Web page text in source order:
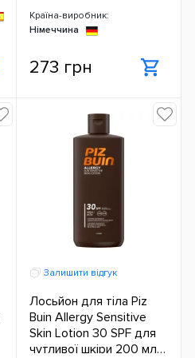
Країна-виробник:
Німеччина
273 грн
Залишити відгук
Лосьйон для тіла Piz
Buin Allergy Sensitive
Skin Lotion 30 SPF для
чутливої ​​шкіри 200 мл